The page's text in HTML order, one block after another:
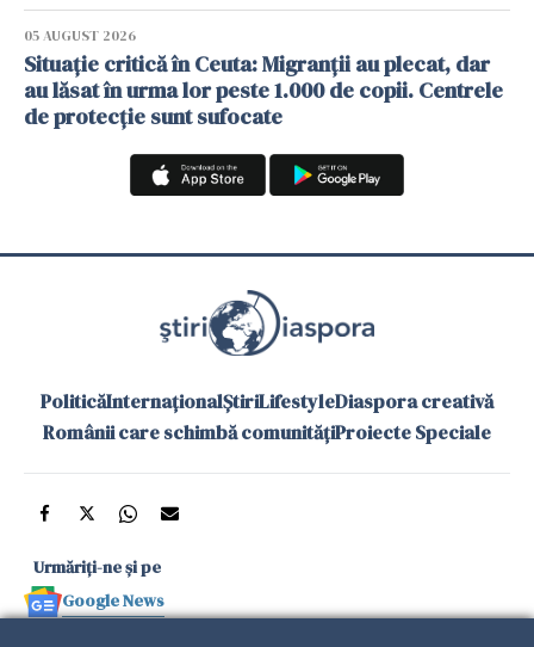
05 AUGUST 2026
Situație critică în Ceuta: Migranții au plecat, dar
au lăsat în urma lor peste 1.000 de copii. Centrele
de protecție sunt sufocate
PoliticăInternaționalȘtiriLifestyleDiaspora creativă
Românii care schimbă comunitățiProiecte Speciale
Urmăriți-ne și pe
Google News